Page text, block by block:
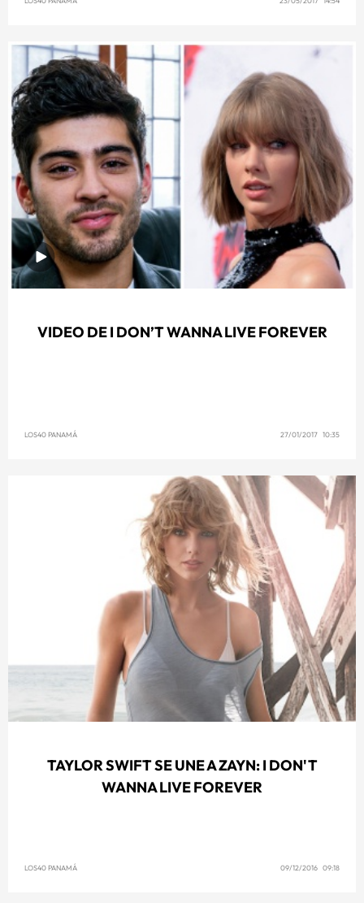
VIDEO DE I DON’T WANNA LIVE FOREVER
LOS40 PANAMÁ 27/01/2017 10:35
TAYLOR SWIFT SE UNE A ZAYN: I DON'T
WANNA LIVE FOREVER
LOS40 PANAMÁ 09/12/2016 09:18